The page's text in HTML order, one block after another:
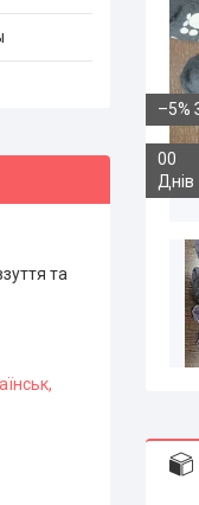
–5%
00
Днів
та